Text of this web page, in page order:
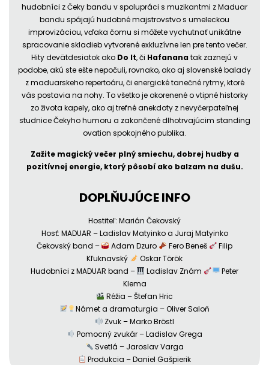
hudobníci z Čeky bandu v spolupráci s muzikantmi z Maduar
bandu spájajú hudobné majstrovstvo s umeleckou
improvizáciou, vďaka čomu si môžete vychutnať unikátne
spracovanie skladieb vytvorené exkluzívne len pre tento večer.
Hity devätdesiatok ako Do It, či Hafanana tak zaznejú v
podobe, akú ste ešte nepočuli, rovnako, ako aj slovenské balady
z maduarskeho repertoáru, či energické tanečné rytmy, ktoré
vás postavia na nohy. To všetko je okorenené o vtipné historky
zo života kapely, ako aj trefné anekdoty z nevyčerpateľnej
studnice Čekyho humoru a zakončené dlhotrvajúcim standing
ovation spokojného publika.
Zažite magický večer plný smiechu, dobrej hudby a
pozitívnej energie, ktorý pôsobí ako balzam na dušu.
DOPLŇUJÚCE INFO
Hostiteľ: Marián Čekovský
Hosť: MADUAR – Ladislav Matyinko a Juraj Matyinko
Čekovský band –
Adam Dzuro Fero Beneš
Filip
Kľuknavský
Oskar Török
Hudobníci z MADUAR band –
Ladislav Znám
Peter
Klema
Réžia – Štefan Hric
Námet a dramaturgia – Oliver Saloň
Zvuk – Marko Bröstl
Pomocný zvukár – Ladislav Grega
Svetlá – Jaroslav Varga
Produkcia – Daniel Gašpierik